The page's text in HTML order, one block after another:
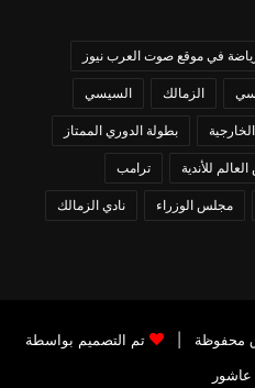
في موقع صوت العرب نيوز
الزمالك السيسي
بطولة الدوري الممتاز
للأندية ترامب
مجلس الوزراء نادي الزمالك
تم التصميم بواسطة
عاشور